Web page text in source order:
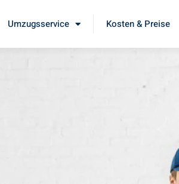
Umzugsservice Kosten & Preise